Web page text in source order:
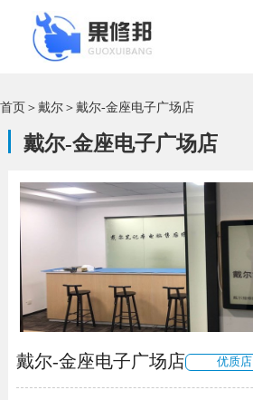
首页＞戴尔＞戴尔-金座电子广场店
戴尔-金座电子广场店
戴尔-金座电子广场店 优质店